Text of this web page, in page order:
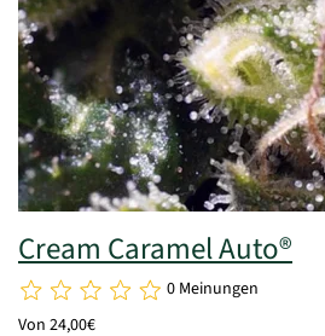
Cream Caramel Auto®
0 Meinungen
Von 24,00€